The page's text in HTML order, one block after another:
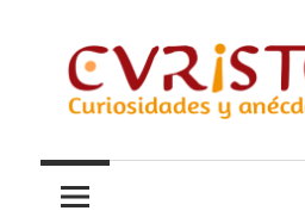
contenido
Curistoria
y
anécdotas